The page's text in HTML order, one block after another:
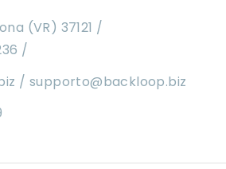
supporto@backloop.biz
(VR) 37121 /